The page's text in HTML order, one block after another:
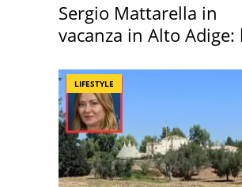
Sergio Mattarella in
vacanza in Alto Adige:
LIFESTYLE